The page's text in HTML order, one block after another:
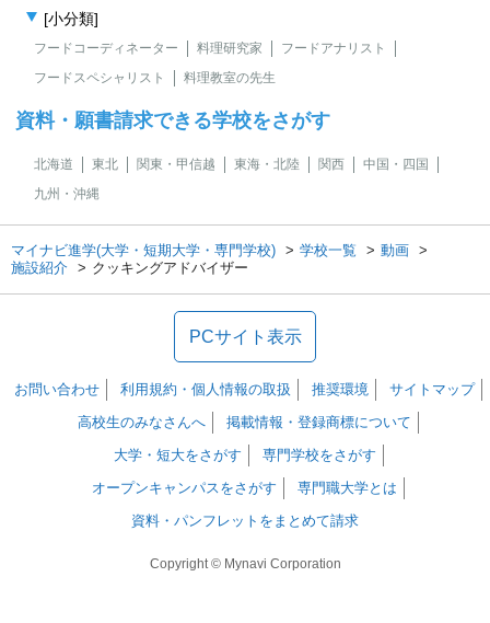
[小分類]
フードコーディネーター 料理研究家
フードアナリスト
フードスペシャリスト
料理教室の先生
資料・願書請求できる学校をさがす
北海道 東北 関東・甲信越 東海・北陸 関西
中国・四国
九州・沖縄
マイナビ進学(大学・短期大学・専門学校) 学校一覧
動画
施設紹介
クッキングアドバイザー
PCサイト表示
お問い合わせ 利用規約・個人情報の取扱 推奨環境
サイトマップ
高校生のみなさんへ
掲載情報・登録商標について
大学・短大をさがす
専門学校をさがす
オープンキャンパスをさがす
専門職大学とは
資料・パンフレットをまとめて請求
Copyright © Mynavi Corporation